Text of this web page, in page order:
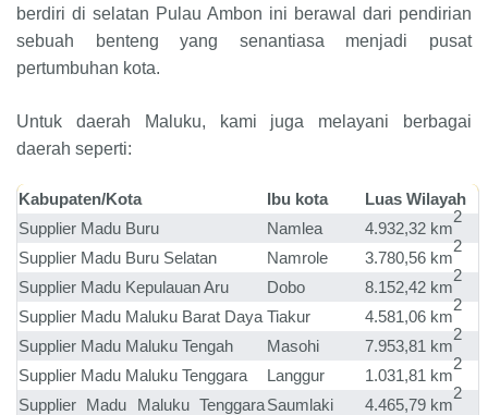
berdiri di selatan Pulau Ambon ini berawal dari pendirian
sebuah benteng yang senantiasa menjadi pusat
pertumbuhan kota.
Untuk daerah Maluku, kami juga melayani berbagai
daerah seperti:
Kabupaten/Kota Ibu kota
Luas Wilayah
Supplier Madu Buru Namlea 4.932,32 km
2
Supplier Madu Buru Selatan Namrole 3.780,56 km
2
Supplier Madu Kepulauan Aru Dobo 8.152,42 km
2
Supplier Madu Maluku Barat Daya Tiakur 4.581,06 km
2
Supplier Madu Maluku Tengah Masohi 7.953,81 km
2
Supplier Madu Maluku Tenggara Langgur 1.031,81 km
2
Supplier Madu
Maluku TenggaraSaumlaki 4.465,79 km
2